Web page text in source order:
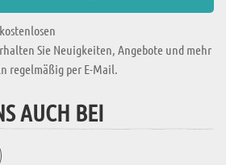
Sie Neuigkeiten, Angebote und mehr
regelmäßig per E-Mail.
AUCH BEI